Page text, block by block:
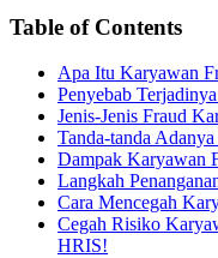
Table of Contents
Apa Itu Karyawan
Penyebab
Jenis-Jenis Fraud
Tanda-tanda
Dampak Karyawan
Langkah
Cara Mencegah
Cegah Risiko
HRIS!